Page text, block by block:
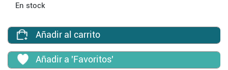
En stock
Añadir al carrito
Añadir a 'Favoritos'